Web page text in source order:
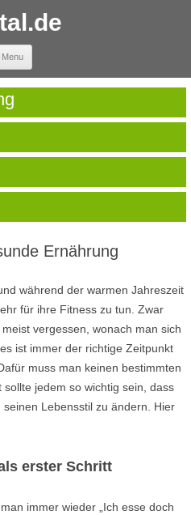
Menu
Ernährung
während der warmen Jahreszeit
für ihre Fitness zu tun. Zwar
vergessen, wonach man sich
ist immer der richtige Zeitpunkt
muss man keinen bestimmten
jedem so wichtig sein, dass
Lebensstil zu ändern. Hier
erster Schritt
immer wieder „Ich esse doch